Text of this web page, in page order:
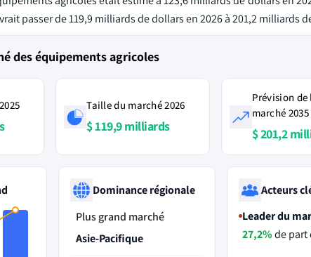
passer de 119,9 milliards de dollars en 2026 à 201,2 milliards
des équipements agricoles
Taille du marché 2026
$ 119,9 milliards
Prévision
marché 2035
$ 201,2
Dominance régionale
Plus grand marché
Asie-Pacifique
Acteurs
Leader du
27,2%de part